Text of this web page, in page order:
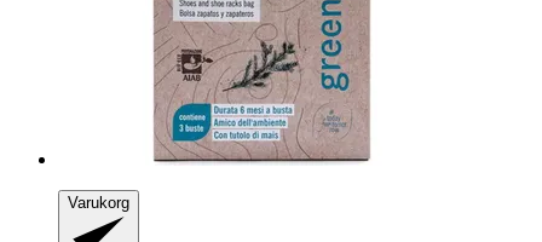
Varukorg